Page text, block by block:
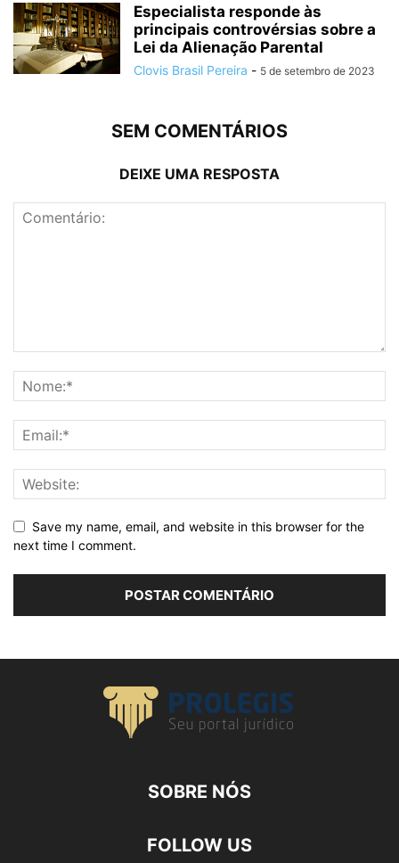
Especialista responde às
principais controvérsias sobre a
Lei da Alienação Parental
Clovis Brasil Pereira - 5 de setembro de 2023
SEM COMENTÁRIOS
DEIXE UMA RESPOSTA
Save my name, email, and website in this browser for the
next time I comment.
SOBRE NÓS
FOLLOW US